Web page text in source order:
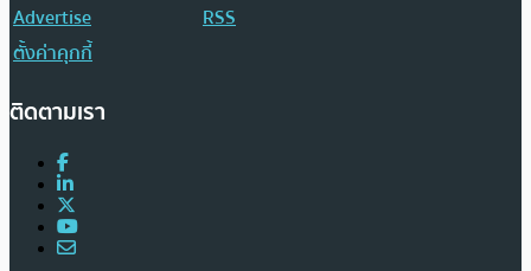
Advertise
RSS
ตั้งค่าคุกกี้
ติดตามเรา